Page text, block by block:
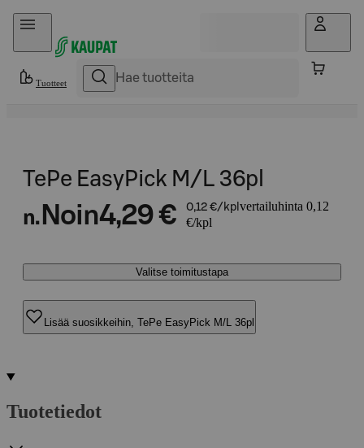
Hyppää sisältöön
Tuotteet
TePe EasyPick M/L 36pl
n. Noin4,29 € 0,12 €/kpl vertailuhinta 0,12
€/kpl
Valitse toimitustapa
Lisää suosikkeihin, TePe EasyPick M/L 36pl
Tuotetiedot